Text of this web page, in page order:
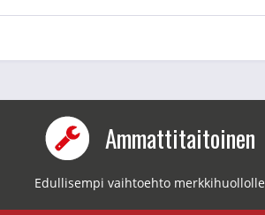
Ammattitaitoinen
Edullisempi vaihtoehto merkkihuollolle